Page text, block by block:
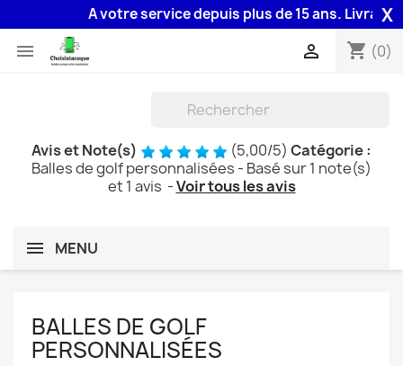
A votre service depuis plus de 15 ans. X
 shopping_cart (0)

Avis et Note(s) (5,00/5) Catégorie :
Balles de golf personnalisées - Basé sur1 note(s)
et 1 avis -Voir tous les avis
MENU
BALLES DE GOLF
PERSONNALISÉES